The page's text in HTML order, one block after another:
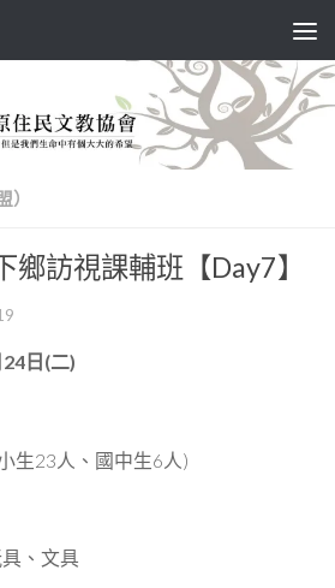
鄉訪視課輔班【Day7】
日(二)
生23人、國中生6人)
、文具